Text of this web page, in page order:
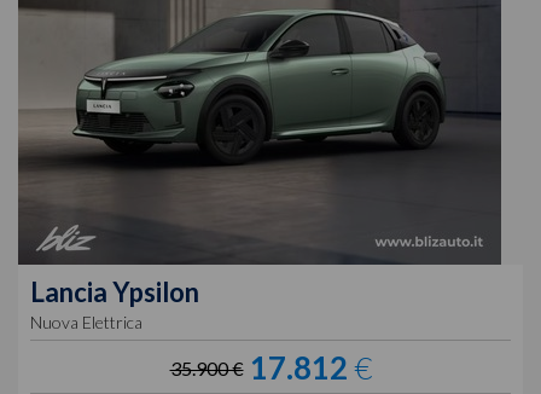
LanciaYpsilon
Nuova Elettrica
35.900 € 17.812€